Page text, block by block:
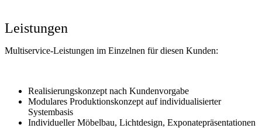
Leistungen
Multiservice-Leistungen im Einzelnen für diesen Kunden:
Realisierungskonzept nach Kundenvorgabe
Modulares Produktionskonzept auf individualisierter
Systembasis
Individueller Möbelbau, Lichtdesign, Exponatepräsentationen